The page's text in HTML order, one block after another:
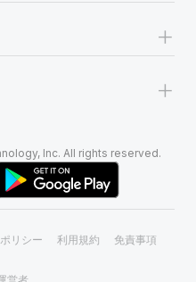
+
+
Inc. All rights reserved.
リシー 利用規約 免責事項